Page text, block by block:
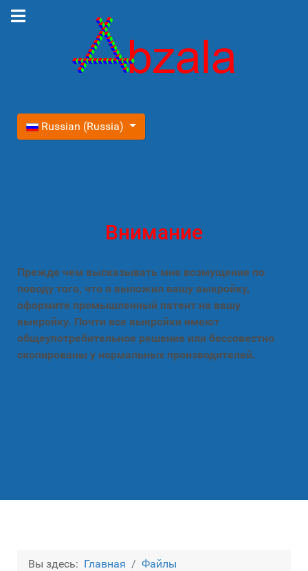
Выберите язык
Russian (Russia)
Внимание
Прежде чем высказывать мне возмущение по
поводу того, что я выложил вашу выкройку,
оформите промышленный патент на вашу
выкройку. Почти все выкройки имеют
общеупотребительное решение или бессовестно
скопированы у нормальных производителей.
Вы здесь: Главная
Файлы